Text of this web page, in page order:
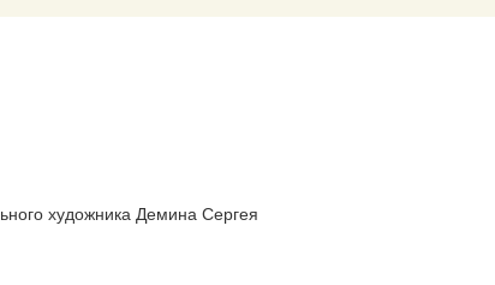
художника Демина Сергея